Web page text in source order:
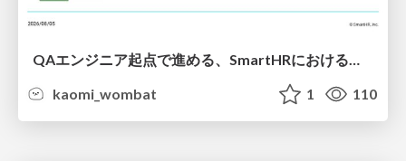
kaomi_wombat
1 110